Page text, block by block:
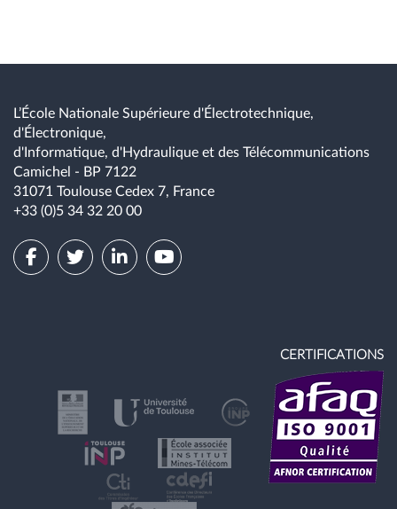
L’École Nationale Supérieure d'Électrotechnique,
d'Électronique,
d'Informatique, d'Hydraulique et des Télécommunications
Camichel - BP 7122
31071 Toulouse Cedex 7, France
+33 (0)5 34 32 20 00
CERTIFICATIONS